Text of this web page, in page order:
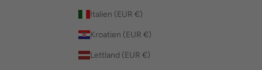
Italien (EUR €)
Kroatien (EUR €)
Lettland (EUR €)